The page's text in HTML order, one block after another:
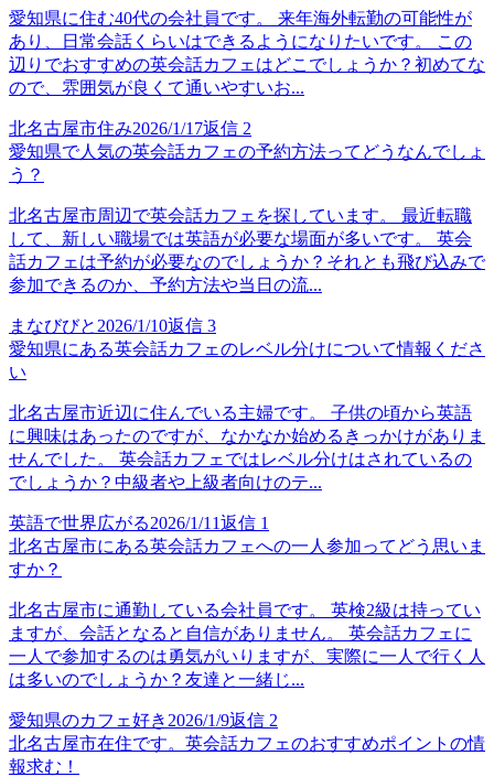
愛知県に住む40代の会社員です。 来年海外転勤の可能性が
あり、日常会話くらいはできるようになりたいです。 この
辺りでおすすめの英会話カフェはどこでしょうか？初めてな
ので、雰囲気が良くて通いやすいお...
北名古屋市住み2026/1/17返信 2
愛知県で人気の英会話カフェの予約方法ってどうなんでしょ
う？
北名古屋市周辺で英会話カフェを探しています。 最近転職
して、新しい職場では英語が必要な場面が多いです。 英会
話カフェは予約が必要なのでしょうか？それとも飛び込みで
参加できるのか、予約方法や当日の流...
まなびびと 2026/1/10返信 3
愛知県にある英会話カフェのレベル分けについて情報くださ
い
北名古屋市近辺に住んでいる主婦です。 子供の頃から英語
に興味はあったのですが、なかなか始めるきっかけがありま
せんでした。 英会話カフェではレベル分けはされているの
でしょうか？中級者や上級者向けのテ...
英語で世界広がる2026/1/11返信 1
北名古屋市にある英会話カフェへの一人参加ってどう思いま
すか？
北名古屋市に通勤している会社員です。 英検2級は持ってい
ますが、会話となると自信がありません。 英会話カフェに
一人で参加するのは勇気がいりますが、実際に一人で行く人
は多いのでしょうか？友達と一緒じ...
愛知県のカフェ好き 2026/1/9返信 2
北名古屋市在住です。英会話カフェのおすすめポイントの情
報求む！